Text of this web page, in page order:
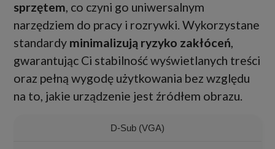
sprzętem, co czyni go uniwersalnym
narzędziem do pracy i rozrywki. Wykorzystane
standardy minimalizują ryzyko zakłóceń,
gwarantując Ci stabilność wyświetlanych treści
oraz pełną wygodę użytkowania bez względu
na to, jakie urządzenie jest źródłem obrazu.
D-Sub (VGA)